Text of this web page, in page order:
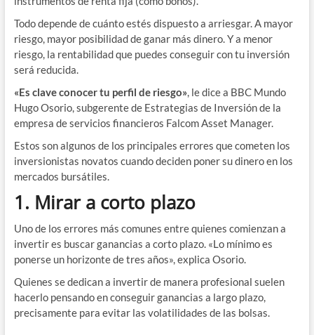
Todo depende de cuánto estés dispuesto a arriesgar. A mayor
riesgo, mayor posibilidad de ganar más dinero. Y a menor
riesgo, la rentabilidad que puedes conseguir con tu inversión
será reducida.
«Es clave conocer tu perfil de riesgo», le dice a BBC Mundo
Hugo Osorio, subgerente de Estrategias de Inversión de la
empresa de servicios financieros Falcom Asset Manager.
Estos son algunos de los principales errores que cometen los
inversionistas novatos cuando deciden poner su dinero en los
mercados bursátiles.
1. Mirar a corto plazo
Uno de los errores más comunes entre quienes comienzan a
invertir es buscar ganancias a corto plazo. «Lo mínimo es
ponerse un horizonte de tres años», explica Osorio.
Quienes se dedican a invertir de manera profesional suelen
hacerlo pensando en conseguir ganancias a largo plazo,
precisamente para evitar las volatilidades de las bolsas.